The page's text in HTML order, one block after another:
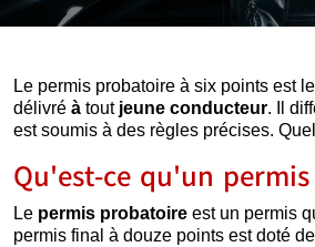
Le permis probatoire à six points est
délivré à tout jeune conducteur. Il
est soumis à des règles précises.
Qu'est-ce qu'un
Le permis probatoire est un permis
permis final à douze points est doté